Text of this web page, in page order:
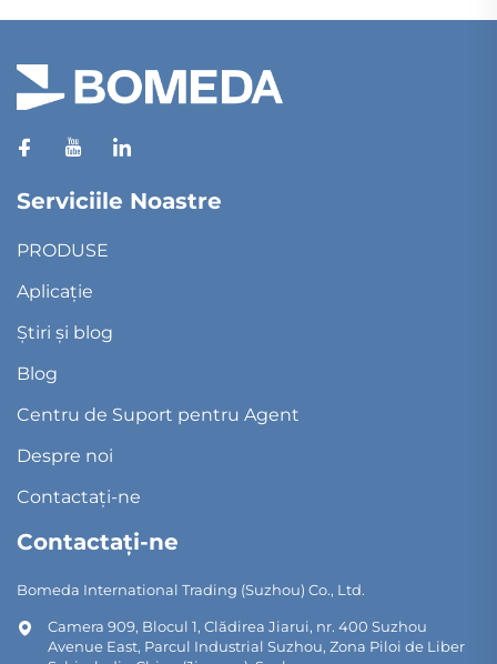
Serviciile Noastre
PRODUSE
Aplicație
Știri și blog
Blog
Centru de Suport pentru Agent
Despre noi
Contactați-ne
Contactați-ne
Bomeda International Trading (Suzhou) Co., Ltd.
Camera 909, Blocul 1, Clădirea Jiarui, nr. 400 Suzhou
Avenue East, Parcul Industrial Suzhou, Zona Piloi de Liber